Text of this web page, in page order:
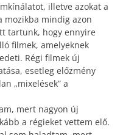
illetve azokat a
mozikba mindig azon
tartunk, hogy ennyire
filmek, amelyeknek
Régi filmek új
esetleg előzmény
„mixelések” a
mert nagyon új
a régieket vettem elő.